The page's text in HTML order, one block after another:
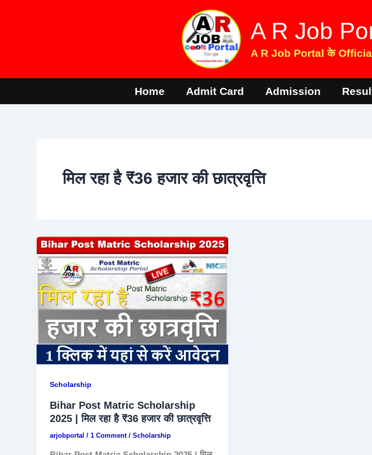
A R Job
A R Job Portal के
Home Admit Card Admission
मिल रहा है ₹36 हजार की छात्रवृत्ति
Scholarship
Bihar Post Matric Scholarship
2025 | मिल रहा है ₹36 हजार की छात्रवृत्ति
arjobportal / 1 Comment / Scholarship